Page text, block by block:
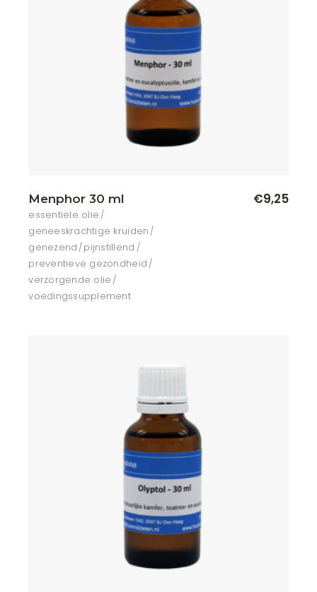
Menphor 30 ml
essentiële olie
geneeskrachtige kruiden
genezend pijnstillend
preventieve gezondheid
verzorgende olie
voedingssupplement
€9,25